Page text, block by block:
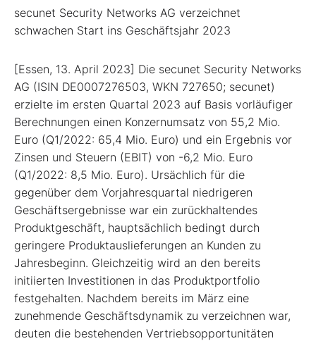
secunet Security Networks AG verzeichnet
schwachen Start ins Geschäftsjahr 2023
[Essen, 13. April 2023] Die secunet Security Networks
AG (ISIN DE0007276503, WKN 727650; secunet)
erzielte im ersten Quartal 2023 auf Basis vorläufiger
Berechnungen einen Konzernumsatz von 55,2 Mio.
Euro (Q1/2022: 65,4 Mio. Euro) und ein Ergebnis vor
Zinsen und Steuern (EBIT) von -6,2 Mio. Euro
(Q1/2022: 8,5 Mio. Euro). Ursächlich für die
gegenüber dem Vorjahresquartal niedrigeren
Geschäftsergebnisse war ein zurückhaltendes
Produktgeschäft, hauptsächlich bedingt durch
geringere Produktauslieferungen an Kunden zu
Jahresbeginn. Gleichzeitig wird an den bereits
initiierten Investitionen in das Produktportfolio
festgehalten. Nachdem bereits im März eine
zunehmende Geschäftsdynamik zu verzeichnen war,
deuten die bestehenden Vertriebsopportunitäten